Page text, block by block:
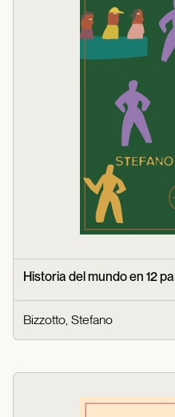
Historia del mundo en 12
Bizzotto, Stefano